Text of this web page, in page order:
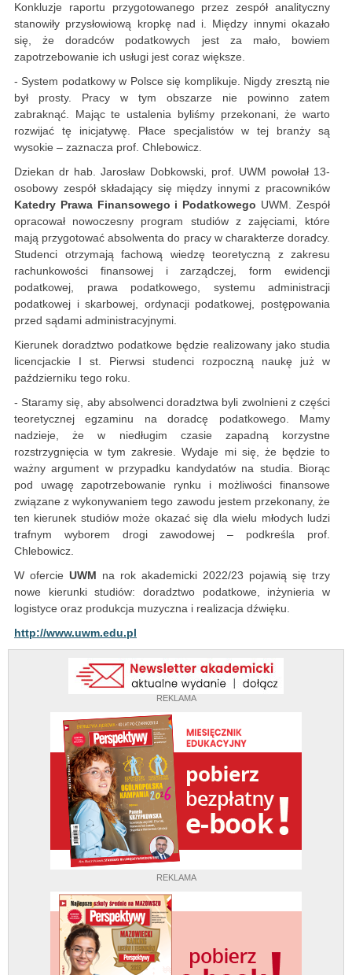
REKLAMA
REKLAMA
Konkluzje raportu przygotowanego przez zespół analityczny
stanowiły przysłowiową kropkę nad i. Między innymi okazało
się, że doradców podatkowych jest za mało, bowiem
zapotrzebowanie ich usługi jest coraz większe.
- System podatkowy w Polsce się komplikuje. Nigdy zresztą nie
był prosty. Pracy w tym obszarze nie powinno zatem
zabraknąć. Mając te ustalenia byliśmy przekonani, że warto
rozwijać tę inicjatywę. Płace specjalistów w tej branży są
wysokie – zaznacza prof. Chlebowicz.
Dziekan dr hab. Jarosław Dobkowski, prof. UWM powołał 13-
osobowy zespół składający się między innymi z pracowników
Katedry Prawa Finansowego i Podatkowego UWM. Zespół
opracował nowoczesny program studiów z zajęciami, które
mają przygotować absolwenta do pracy w charakterze doradcy.
Studenci otrzymają fachową wiedzę teoretyczną z zakresu
rachunkowości finansowej i zarządczej, form ewidencji
podatkowej, prawa podatkowego, systemu administracji
podatkowej i skarbowej, ordynacji podatkowej, postępowania
przed sądami administracyjnymi.
Kierunek doradztwo podatkowe będzie realizowany jako studia
licencjackie I st. Pierwsi studenci rozpoczną naukę już w
październiku tego roku.
- Staramy się, aby absolwenci doradztwa byli zwolnieni z części
teoretycznej egzaminu na doradcę podatkowego. Mamy
nadzieje, że w niedługim czasie zapadną korzystne
rozstrzygnięcia w tym zakresie. Wydaje mi się, że będzie to
ważny argument w przypadku kandydatów na studia. Biorąc
pod uwagę zapotrzebowanie rynku i możliwości finansowe
związane z wykonywaniem tego zawodu jestem przekonany, że
ten kierunek studiów może okazać się dla wielu młodych ludzi
trafnym wyborem drogi zawodowej – podkreśla prof.
Chlebowicz.
W ofercie UWM na rok akademicki 2022/23 pojawią się trzy
nowe kierunki studiów: doradztwo podatkowe, inżynieria w
logistyce oraz produkcja muzyczna i realizacja dźwięku.
http://www.uwm.edu.pl